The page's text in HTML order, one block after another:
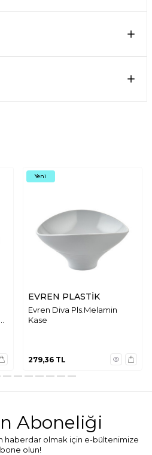
Yeni
EVREN PLASTİK
Evren Diva Pls.Melamin
Kase
279,36TL
Aboneliği
haberdar olmak için e-bültenimize
olun!